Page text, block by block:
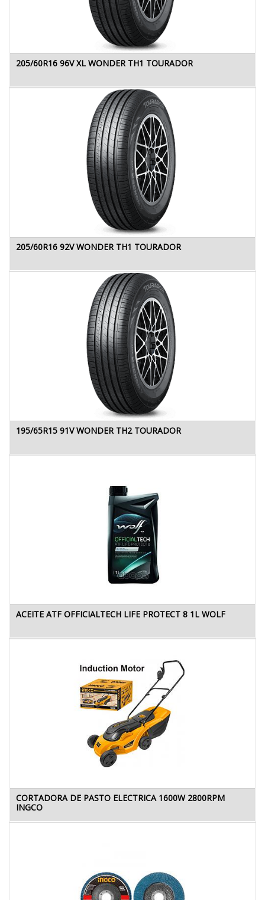
205/60R16 96V XL WONDER TH1 TOURADOR
205/60R16 92V WONDER TH1 TOURADOR
195/65R15 91V WONDER TH2 TOURADOR
ACEITE ATF OFFICIALTECH LIFE PROTECT 8 1L WOLF
CORTADORA DE PASTO ELECTRICA 1600W 2800RPM
INGCO